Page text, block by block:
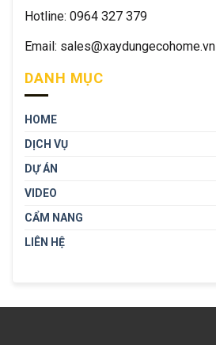
Hotline: 0964 327 379
Email: sales@xaydungecohome.vn
DANH MỤC
HOME
DỊCH VỤ
DỰ ÁN
VIDEO
CẨM NANG
LIÊN HỆ